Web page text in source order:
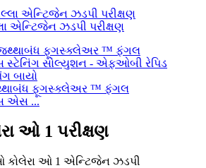
એન્ટિજેન ઝડપી પરીક્ષણ
ફૂગસ્ક્લેઅર ™ ફંગલ
એસ ...
ઓ 1 પરીક્ષણ